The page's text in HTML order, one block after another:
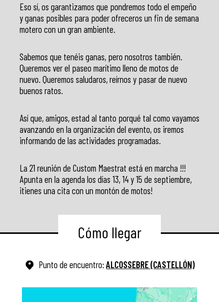
Eso sí, os garantizamos que pondremos todo el empeño
y ganas posibles para poder ofreceros un fin de semana
motero con un gran ambiente.
Sabemos que tenéis ganas, pero nosotros también.
Queremos ver el paseo marítimo lleno de motos de
nuevo. Queremos saludaros, reírnos y pasar de nuevo
buenos ratos.
Así que, amigos, estad al tanto porqué tal como vayamos
avanzando en la organización del evento, os iremos
informando de las actividades programadas.
La 21 reunión de Custom Maestrat está en marcha !!!
Apunta en la agenda los días 13, 14 y 15 de septiembre,
¡tienes una cita con un montón de motos!
Cómo llegar
Punto de encuentro: ALCOSSEBRE (CASTELLÓN)